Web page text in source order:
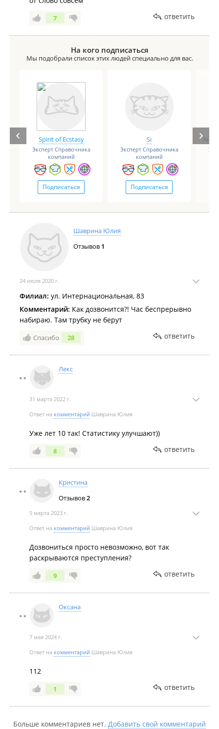
7 ответить
На кого подписаться
Мы подобрали список этих людей специально для вас.
Spirit of Ecstasy
Эксперт Справочника
компаний
Подписаться
Si
Эксперт Справочника
компаний
Подписаться
Шаврина Юлия
Отзывов 1
24 июля 2020 г.
Филиал: ул. Интернациональная, 83
Комментарий: Как дозвонится?! Час беспрерывно
набираю. Там трубку не берут
Спасибо 28 ответить
Лекс
31 марта 2022 г.
Ответ на комментарий Шаврина Юлия
Уже лет 10 так! Статистику улучшают))
8 ответить
Кристина
Отзывов2
5 марта 2023 г.
Ответ на комментарий Шаврина Юлия
Дозвониться просто невозможно, вот так
раскрываются преступления?
9 ответить
Оксана
7 мая 2024 г.
Ответ на комментарий Шаврина Юлия
112
1 ответить
Больше комментариев нет. Добавить свой комментарий